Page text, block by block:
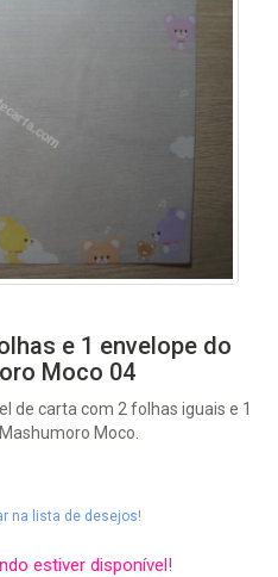
e 1 envelope do
Moco 04
de carta com 2 folhas iguais e 1
Moco.
na lista de desejos!
estiver disponível!